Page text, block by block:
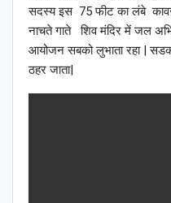
सदस्य इस 75 फीट का लंबे
नाचते गाते शिव मंदिर में जल
आयोजन सबको लुभाता रहा |
ठहर जाता|